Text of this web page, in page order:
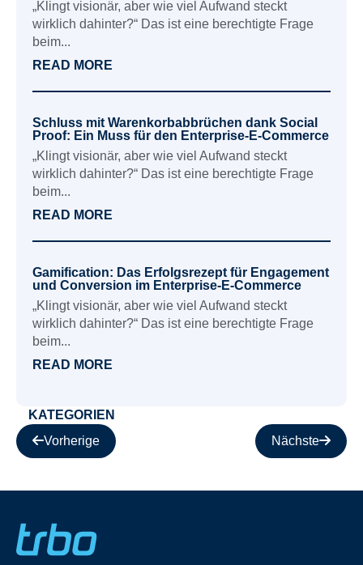
„Klingt visionär, aber wie viel Aufwand steckt
wirklich dahinter?“ Das ist eine berechtigte Frage
beim...
READ MORE
Schluss mit Warenkorbabbrüchen dank Social
Proof: Ein Muss für den Enterprise-E-Commerce
„Klingt visionär, aber wie viel Aufwand steckt
wirklich dahinter?“ Das ist eine berechtigte Frage
beim...
READ MORE
Gamification: Das Erfolgsrezept für Engagement
und Conversion im Enterprise-E-Commerce
„Klingt visionär, aber wie viel Aufwand steckt
wirklich dahinter?“ Das ist eine berechtigte Frage
beim...
READ MORE
KATEGORIEN
Vorherige
Nächste